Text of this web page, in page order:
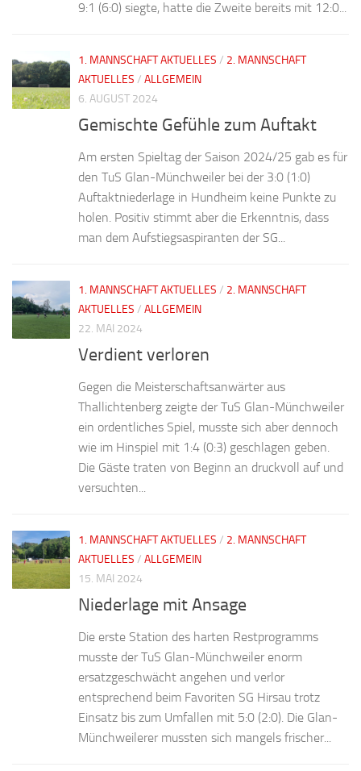
9:1 (6:0) siegte, hatte die Zweite bereits mit 12:0...
1. MANNSCHAFT AKTUELLES / 2. MANNSCHAFT
AKTUELLES / ALLGEMEIN
6. AUGUST 2024
Gemischte Gefühle zum Auftakt
Am ersten Spieltag der Saison 2024/25 gab es für
den TuS Glan-Münchweiler bei der 3:0 (1:0)
Auftaktniederlage in Hundheim keine Punkte zu
holen. Positiv stimmt aber die Erkenntnis, dass
man dem Aufstiegsaspiranten der SG...
1. MANNSCHAFT AKTUELLES / 2. MANNSCHAFT
AKTUELLES / ALLGEMEIN
22. MAI 2024
Verdient verloren
Gegen die Meisterschaftsanwärter aus
Thallichtenberg zeigte der TuS Glan-Münchweiler
ein ordentliches Spiel, musste sich aber dennoch
wie im Hinspiel mit 1:4 (0:3) geschlagen geben.
Die Gäste traten von Beginn an druckvoll auf und
versuchten...
1. MANNSCHAFT AKTUELLES / 2. MANNSCHAFT
AKTUELLES / ALLGEMEIN
15. MAI 2024
Niederlage mit Ansage
Die erste Station des harten Restprogramms
musste der TuS Glan-Münchweiler enorm
ersatzgeschwächt angehen und verlor
entsprechend beim Favoriten SG Hirsau trotz
Einsatz bis zum Umfallen mit 5:0 (2:0). Die Glan-
Münchweilerer mussten sich mangels frischer...